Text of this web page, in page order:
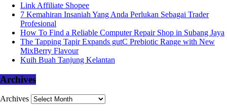
Link Affiliate Shopee
7 Kemahiran Insaniah Yang Anda Perlukan Sebagai Trader
Profesional
How To Find a Reliable Computer Repair Shop in Subang Jaya
The Tapping Tapir Expands gutC Prebiotic Range with New
MixBerry Flavour
Kuih Buah Tanjung Kelantan
Archives
Archives